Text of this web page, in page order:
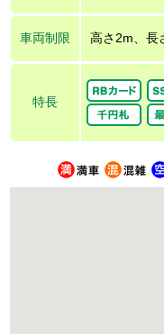
車両制限 高さ2m、長
特長